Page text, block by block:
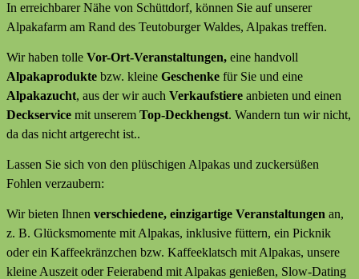
In erreichbarer Nähe von Schüttdorf, können Sie auf unserer
Alpakafarm am Rand des Teutoburger Waldes, Alpakas treffen.
Wir haben tolle Vor-Ort-Veranstaltungen, eine handvoll
Alpakaprodukte bzw. kleine Geschenke für Sie und eine
Alpakazucht, aus der wir auch Verkaufstiere anbieten und einen
Deckservice mit unserem Top-Deckhengst. Wandern tun wir nicht,
da das nicht artgerecht ist..
Lassen Sie sich von den plüschigen Alpakas und zuckersüßen
Fohlen verzaubern:
Wir bieten Ihnen verschiedene, einzigartige Veranstaltungen an,
z. B. Glücksmomente mit Alpakas, inklusive füttern, ein Picknik
oder ein Kaffeekränzchen bzw. Kaffeeklatsch mit Alpakas, unsere
kleine Auszeit oder Feierabend mit Alpakas genießen, Slow-Dating